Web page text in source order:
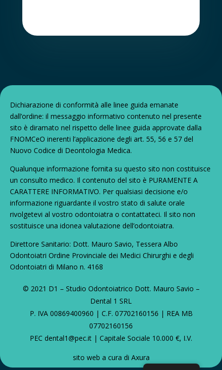
Dichiarazione di conformità alle linee guida emanate
dall’ordine: il messaggio informativo contenuto nel presente
sito è diramato nel rispetto delle linee guida approvate dalla
FNOMCeO inerenti l’applicazione degli art. 55, 56 e 57 del
Nuovo Codice di Deontologia Medica.
Qualunque informazione fornita su questo sito non costituisce
un consulto medico. Il contenuto del sito è PURAMENTE A
CARATTERE INFORMATIVO. Per qualsiasi decisione e/o
informazione riguardante il vostro stato di salute orale
rivolgetevi al vostro odontoiatra o contattateci. Il sito non
sostituisce una idonea valutazione dell’odontoiatra.
Direttore Sanitario: Dott. Mauro Savio, Tessera Albo
Odontoiatri Ordine Provinciale dei Medici Chirurghi e degli
Odontoiatri di Milano n. 4168
© 2021 D1 – Studio Odontoiatrico Dott. Mauro Savio –
Dental 1 SRL
P. IVA 00869400960 | C.F. 07702160156 | REA MB
07702160156
PEC dental1@pec.it | Capitale Sociale 10.000 €, I.V.
sito web a cura di Axura